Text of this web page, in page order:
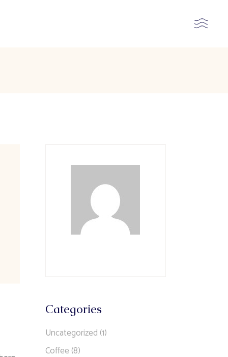
Categories
Uncategorized (1)
Coffee (8)